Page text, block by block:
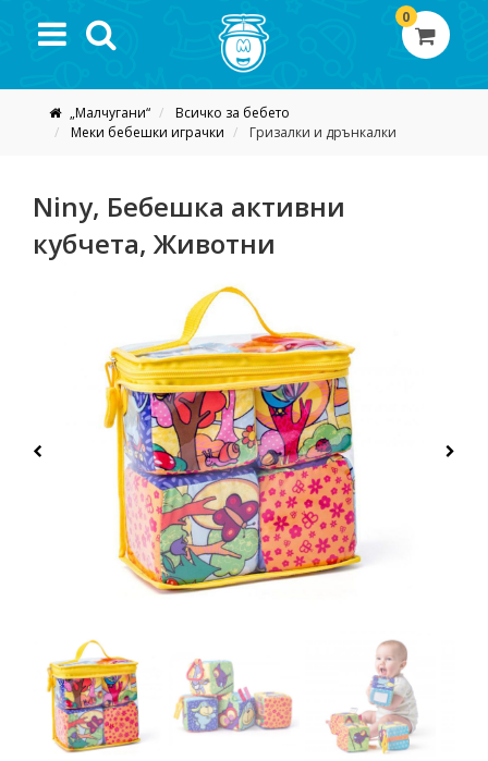
0
„Малчугани“
Всичко за бебето
Меки бебешки играчки
Гризалки и дрънкалки
Niny, Бебешка активни
кубчета, Животни